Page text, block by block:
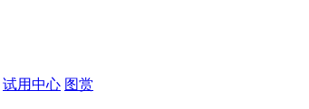
试用中心 图赏